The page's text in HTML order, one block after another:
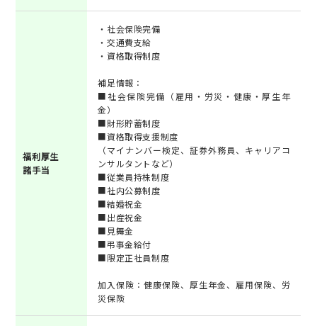
福利厚生
諸手当
・社会保険完備
・交通費支給
・資格取得制度
補足情報：
■社会保険完備（雇用・労災・健康・厚生年
金）
■財形貯蓄制度
■資格取得支援制度
（マイナンバー検定、証券外務員、キャリアコ
ンサルタントなど）
■従業員持株制度
■社内公募制度
■結婚祝金
■出産祝金
■見舞金
■弔事金給付
■限定正社員制度
加入保険：健康保険、厚生年金、雇用保険、労
災保険